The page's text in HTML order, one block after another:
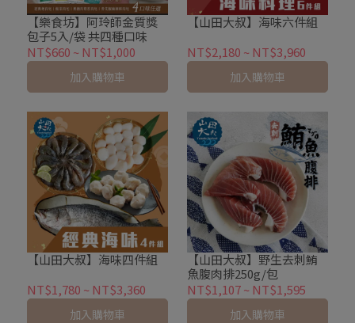
【樂食坊】阿玲師金質獎
包子5入/袋 共四種口味
NT$660 ~ NT$1,000
加入購物車
【山田大叔】海味六件組
NT$2,180 ~ NT$3,960
加入購物車
【山田大叔】海味四件組
NT$1,780 ~ NT$3,360
加入購物車
【山田大叔】野生去刺鮪
魚腹肉排250g/包
NT$1,107~ NT$1,595
加入購物車